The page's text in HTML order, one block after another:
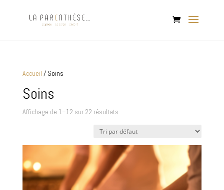
Accueil / Soins
Soins
Affichage de 1–12 sur 22 résultats